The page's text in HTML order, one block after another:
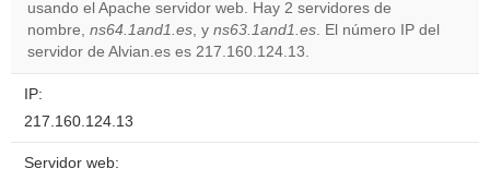
Do you
own this
OK
usando el Apache servidor web. Hay 2 servidores de
nombre, ns64.1and1.es, y ns63.1and1.es. El número IP del
servidor de Alvian.es es 217.160.124.13.
IP:
217.160.124.13
Servidor web: